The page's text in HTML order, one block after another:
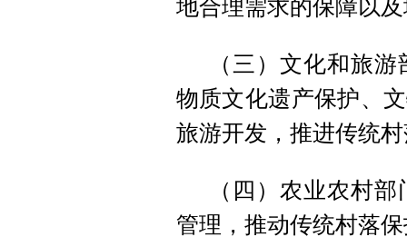
地合理需求的保障以
（三）文化和旅
物质文化遗产保护、
旅游开发，推进传统
（四）农业农村
管理，推动传统村落